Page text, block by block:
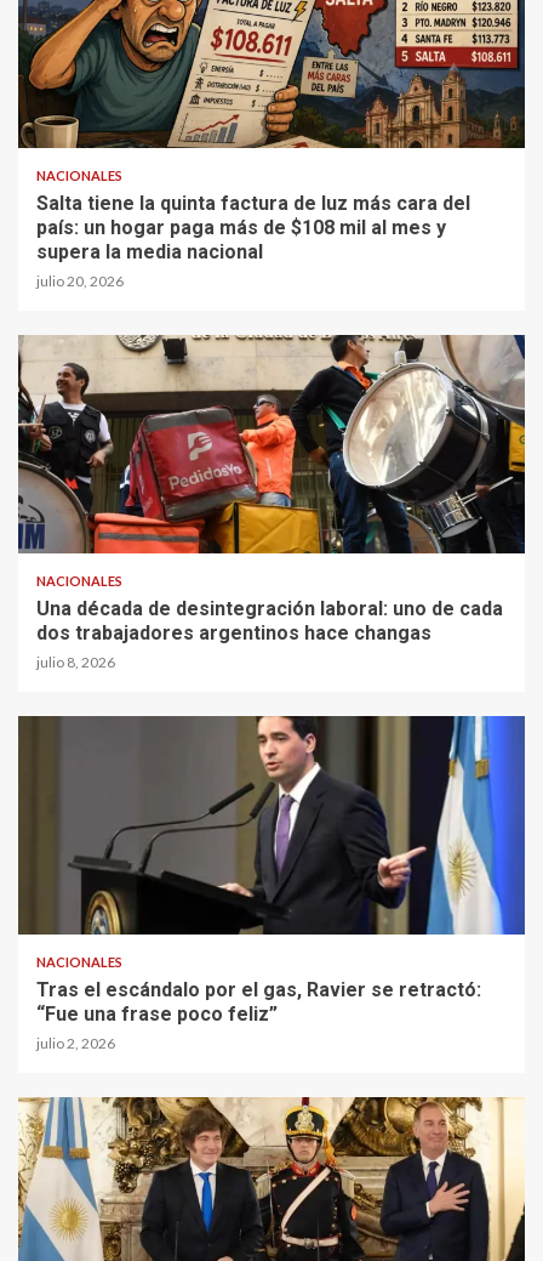
NACIONALES
Salta tiene la quinta factura de luz más cara del
país: un hogar paga más de $108 mil al mes y
supera la media nacional
julio 20, 2026
NACIONALES
Una década de desintegración laboral: uno de cada
dos trabajadores argentinos hace changas
julio 8, 2026
NACIONALES
Tras el escándalo por el gas, Ravier se retractó:
“Fue una frase poco feliz”
julio 2, 2026